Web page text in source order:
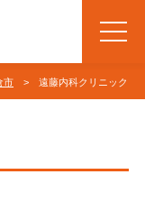
市 > 遠藤内科クリニック